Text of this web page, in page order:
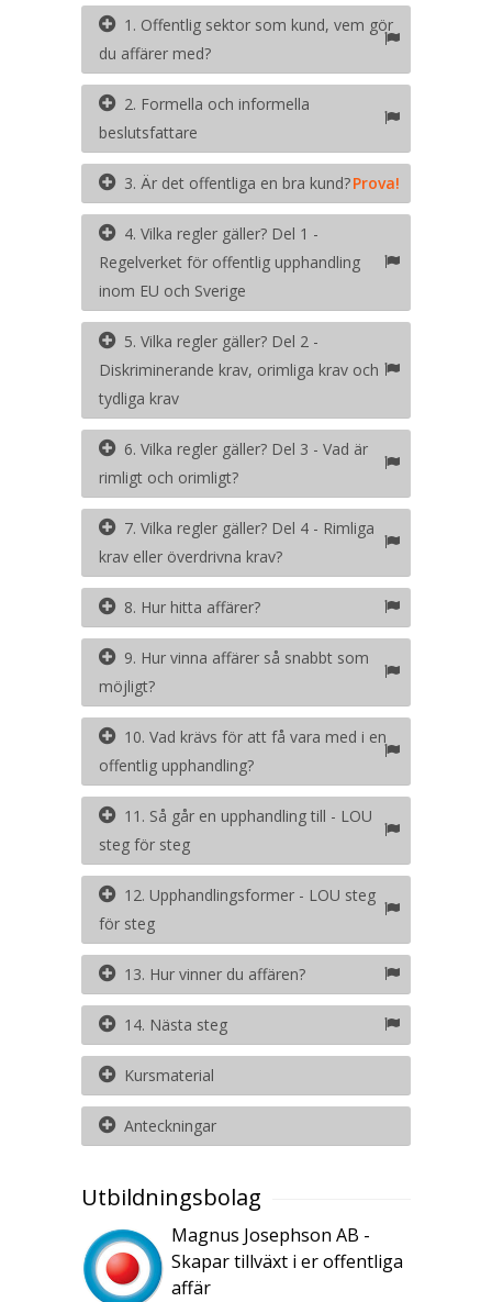
1. Offentlig sektor som kund, vem gör
du affärer med?
2. Formella och informella
beslutsfattare
3. Är det offentliga en bra kund?Prova!
4. Vilka regler gäller? Del 1 -
Regelverket för offentlig upphandling
inom EU och Sverige
5. Vilka regler gäller? Del 2 -
Diskriminerande krav, orimliga krav och
tydliga krav
6. Vilka regler gäller? Del 3 - Vad är
rimligt och orimligt?
7. Vilka regler gäller? Del 4 - Rimliga
krav eller överdrivna krav?
8. Hur hitta affärer?
9. Hur vinna affärer så snabbt som
möjligt?
10. Vad krävs för att få vara med i en
offentlig upphandling?
11. Så går en upphandling till - LOU
steg för steg
12. Upphandlingsformer - LOU steg
för steg
13. Hur vinner du affären?
14. Nästa steg
Kursmaterial
Anteckningar
Utbildningsbolag
Magnus Josephson AB -
Skapar tillväxt i er offentliga
affär